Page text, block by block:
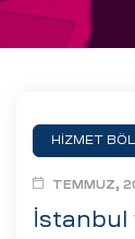
HİZMET
İstanbul
TEMMUZ,